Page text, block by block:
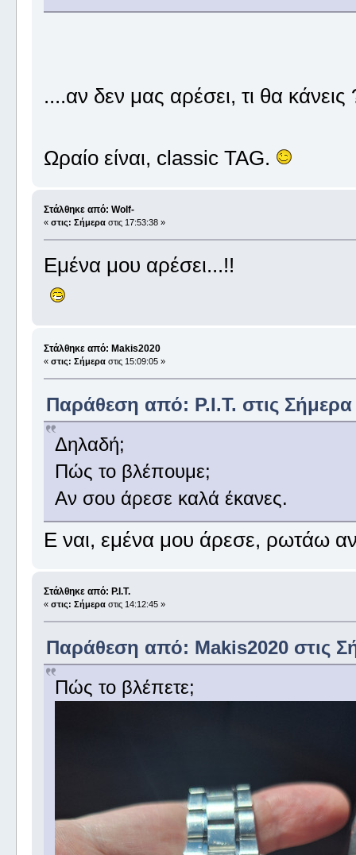
....αν δεν μας αρέσει, τι θα
Ωραίο είναι, classic TAG.
Στάλθηκε από: Wolf-
« στις: Σήμεραστις 17:53:38 »
Εμένα μου αρέσει...!!
Στάλθηκε από: Makis2020
« στις: Σήμεραστις 15:09:05 »
Παράθεση από: P.I.T. στις Σήμερα
Δηλαδή;
Πώς το βλέπουμε;
Αν σου άρεσε καλά έκανες.
Ε ναι, εμένα μου άρεσε, ρωτάω
Στάλθηκε από: P.I.T.
« στις: Σήμεραστις 14:12:45 »
Παράθεση από: Makis2020 στις
Πώς το βλέπετε;